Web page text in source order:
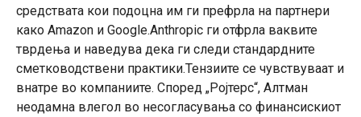
средствата кои подоцна им ги префрла на партнери
како Amazon и Google.Anthropic ги отфрла ваквите
тврдења и наведува дека ги следи стандардните
сметководствени практики.Тензиите се чувствуваат и
внатре во компаниите. Според „Ројтерс“, Алтман
неодамна влегол во несогласувања со финансискиот